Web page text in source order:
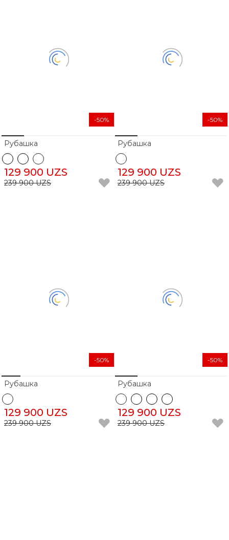
Рубашка
129 900 UZS
239 900 UZS
-50%
Рубашка
129 900 UZS
239 900 UZS
-50%
Рубашка
129 900 UZS
239 900 UZS
-50%
Рубашка
129 900 UZS
239 900 UZS
-50%